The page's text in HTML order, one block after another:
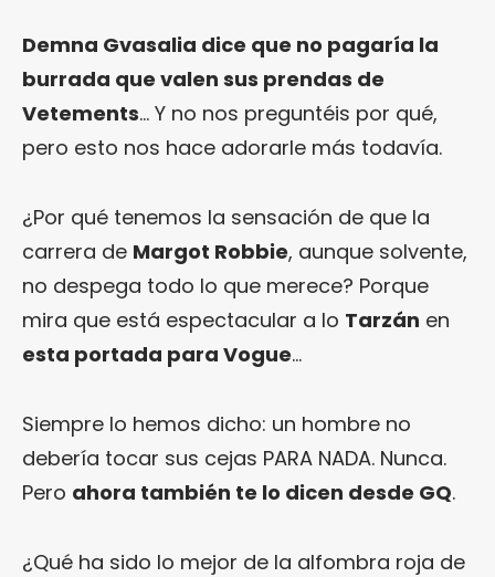
Demna Gvasalia dice que no pagaría la
burrada que valen sus prendas de
Vetements… Y no nos preguntéis por qué,
pero esto nos hace adorarle más todavía.
¿Por qué tenemos la sensación de que la
carrera de Margot Robbie, aunque solvente,
no despega todo lo que merece? Porque
mira que está espectacular a lo Tarzán en
esta portada para Vogue…
Siempre lo hemos dicho: un hombre no
debería tocar sus cejas PARA NADA. Nunca.
Pero ahora también te lo dicen desde GQ.
¿Qué ha sido lo mejor de la alfombra roja de